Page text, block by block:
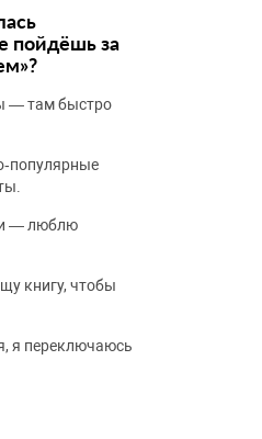
пойдёшь за
— там быстро
— люблю
книгу, чтобы
я переключаюсь